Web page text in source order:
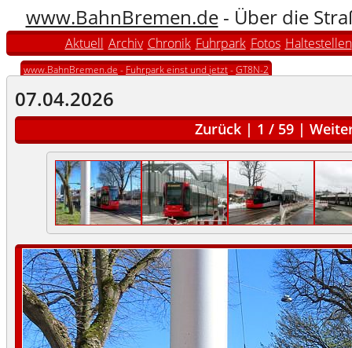
www.BahnBremen.de- Über die
Aktuell Archiv Chronik Fuhrpark Fotos Haltestellen
www.BahnBremen.de - Fuhrpark einst und jetzt-GT8N-2
07.04.2026
Zurück | 1 / 59 |